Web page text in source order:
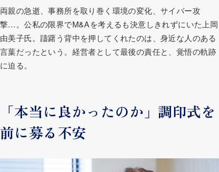
両親の急逝、事務所を取り巻く環境の変化、サイバー攻
撃…。公私の限界でM&Aを考えるも決意しきれずにいた上岡
由美子氏。躊躇う背中を押してくれたのは、身近な人のある
言葉だったという。経営者として最後の責任と、覚悟の軌跡
に迫る。
「本当に良かったのか」調印式を
前に募る不安